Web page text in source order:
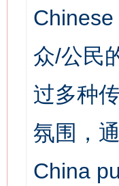
众/公民
过多种
氛围，
China